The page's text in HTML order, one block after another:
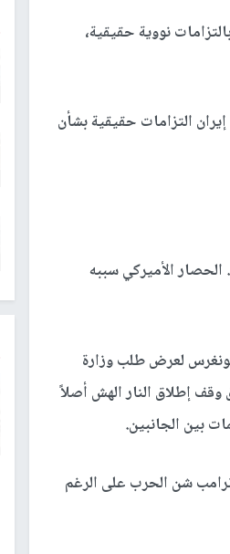
نووية حقيقية،
التزامات حقيقية بشأن
الأميركي سببه
لعرض طلب وزارة
وقف إطلاق النار الهش أصلاً
بين الجانبين.
ترامب شن الحرب على الرغم